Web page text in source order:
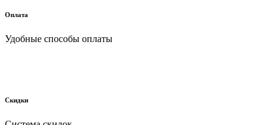
Оплата
Удобные способы оплаты
Скидки